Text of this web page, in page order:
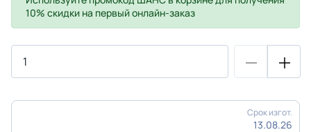
10% скидки на первый онлайн-заказ
Срок изгот.
13.08.26